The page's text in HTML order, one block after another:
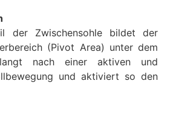
der Zwischensohle bildet der
(Pivot Area) unter dem
nach einer aktiven und
und aktiviert so den